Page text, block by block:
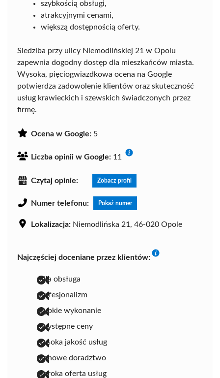
szybkością obsługi,
atrakcyjnymi cenami,
większą dostępnością oferty.
Siedziba przy ulicy Niemodlińskiej 21 w Opolu
zapewnia dogodny dostęp dla mieszkańców miasta.
Wysoka, pięciogwiazdkowa ocena na Google
potwierdza zadowolenie klientów oraz skuteczność
usług krawieckich i szewskich świadczonych przez
firmę.
Ocena w Google: 5
Liczba opinii w Google: 11
Czytaj opinie: Zobacz profil
Numer telefonu: Pokaż numer
Lokalizacja: Niemodlińska 21, 46-020 Opole
Najczęściej doceniane przez klientów:
miła obsługa
profesjonalizm
szybkie wykonanie
przystępne ceny
wysoka jakość usług
fachowe doradztwo
szeroka oferta usług